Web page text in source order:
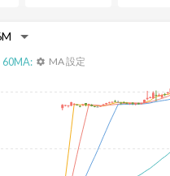
60MA: settings MA 設定